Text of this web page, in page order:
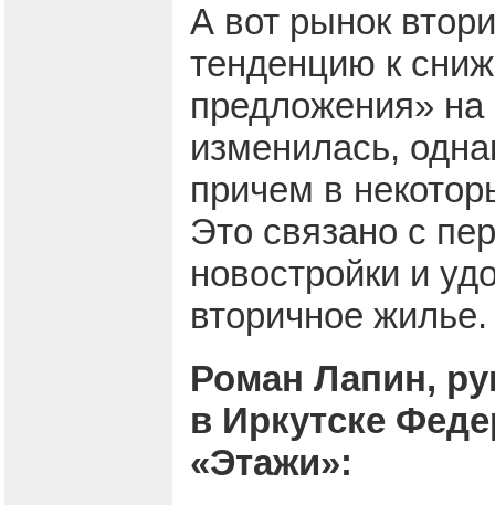
А вот рынок
тенденцию к
предложения» на
изменилась,
причем в
Это связано с
новостройки и
вторичное жилье.
Роман Лапин,
в Иркутске
«Этажи»: